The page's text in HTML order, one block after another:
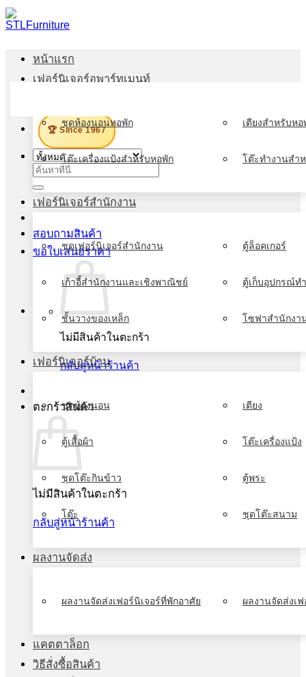
ข้าม
ไป
เนื้อหา
🏆 Since 1967
ค้นหา:
สอบถามสินค้า
ขอใบเสนอราคา
ไม่มีสินค้าในตะกร้า
กลับสู่หน้าร้านค้า
ตะกร้าสินค้า
ไม่มีสินค้าในตะกร้า
กลับสู่หน้าร้านค้า
หน้าแรก
เฟอร์นิเจอร์อพาร์ทเมนท์
ชุดห้องนอนหอพัก เตียงสำหรับหอ
โต๊ะเครื่องแป้งสำหรับหอพัก โต๊ะทำงานสำ
เฟอร์นิเจอร์สำนักงาน
ชุดเฟอร์นิเจอร์สำนักงาน ตู้ล็อคเกอร์
เก้าอี้สำนักงานและเชิงพาณิชย์ ตู้เก็บอุปกรณ์ท
ชั้นวางของเหล็ก โซฟาสำนักงา
เฟอร์นิเจอร์บ้าน
ชุดห้องนอน เตียง
ตู้เสื้อผ้า โต๊ะเครื่องแป้ง
ชุดโต๊ะกินข้าว ตู้พระ
โต๊ะ ชุดโต๊ะสนาม
ผลงานจัดส่ง
ผลงานจัดส่งเฟอร์นิเจอร์ที่พักอาศัย ผลงานจัดส่งเ
แคตตาล็อก
วิธีสั่งซื้อสินค้า